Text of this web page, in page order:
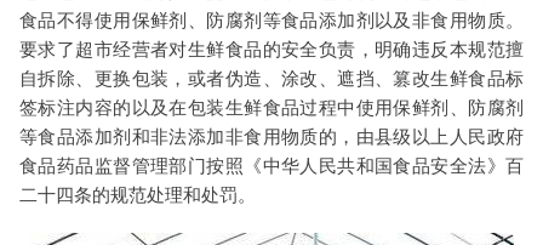
食品不得使用保鲜剂、防腐剂等食品添加剂以及非食用物质。
要求了超市经营者对生鲜食品的安全负责，明确违反本规范擅
自拆除、更换包装，或者伪造、涂改、遮挡、篡改生鲜食品标
签标注内容的以及在包装生鲜食品过程中使用保鲜剂、防腐剂
等食品添加剂和非法添加非食用物质的，由县级以上人民政府
食品药品监督管理部门按照《中华人民共和国食品安全法》百
二十四条的规范处理和处罚。